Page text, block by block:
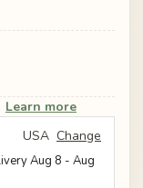
Learn more
USA Change
Aug 8 - Aug